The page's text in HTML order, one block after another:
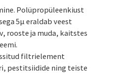
Polüpropüleenkiust
5µ eraldab veest
rooste ja muda, kaitstes
filtrielement
pestitsiidide ning teiste